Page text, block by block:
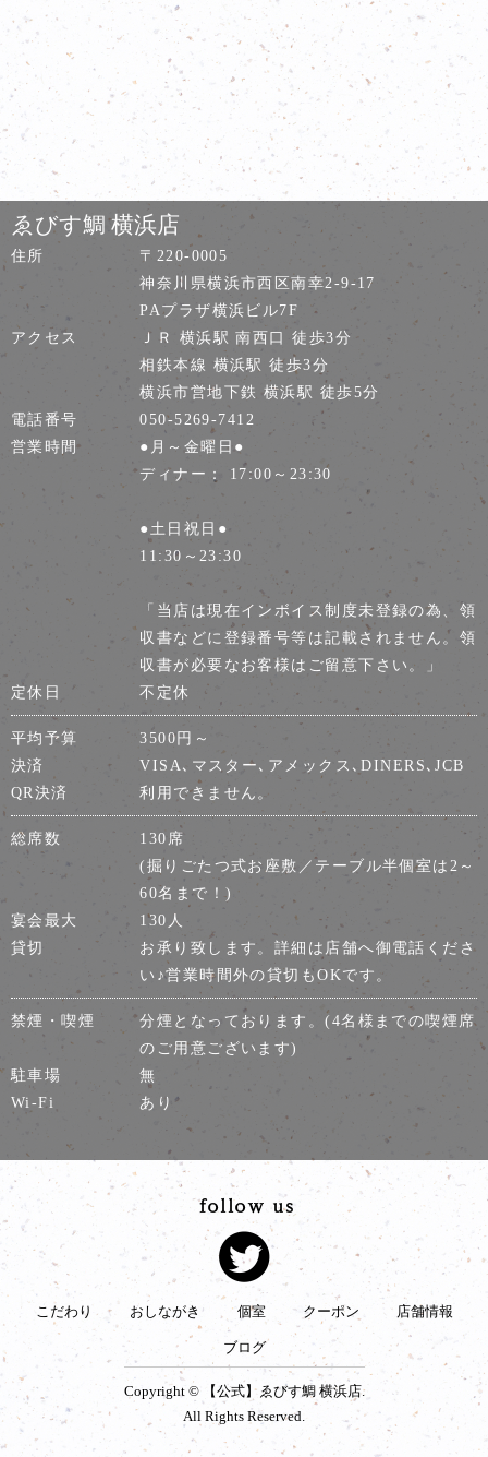
ゑびす鯛 横浜店
住所
〒220-0005
神奈川県横浜市西区南幸2-9-17
PAプラザ横浜ビル7F
アクセス
ＪＲ 横浜駅 南西口 徒歩3分
相鉄本線 横浜駅 徒歩3分
横浜市営地下鉄 横浜駅 徒歩5分
電話番号
050-5269-7412
営業時間
●月～金曜日●
ディナー： 17:00～23:30
●土日祝日●
11:30～23:30
「当店は現在インボイス制度未登録の為、領
収書などに登録番号等は記載されません。領
収書が必要なお客様はご留意下さい。」
定休日
不定休
平均予算
3500円～
決済
VISA､マスター､アメックス､DINERS､JCB
QR決済
利用できません。
総席数
130席
(掘りごたつ式お座敷／テーブル半個室は2～
60名まで！)
宴会最大
130人
貸切
お承り致します。詳細は店舗へ御電話くださ
い♪営業時間外の貸切もOKです。
禁煙・喫煙
分煙となっております。(4名様までの喫煙席
のご用意ございます)
駐車場
無
Wi-Fi
あり
こだわり おしながき 個室 クーポン 店舗情報
ブログ
Copyright © 【公式】ゑびす鯛 横浜店.
All Rights Reserved.